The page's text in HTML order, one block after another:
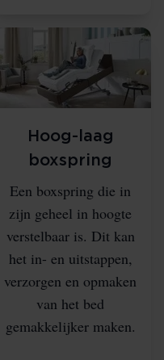
Hoog-laag
boxspring
Een boxspring die in
zijn geheel in hoogte
verstelbaar is. Dit kan
het in- en uitstappen,
verzorgen en opmaken
van het bed
gemakkelijker maken.